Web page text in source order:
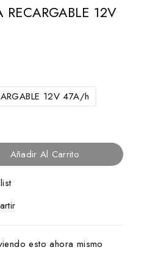
RECARGABLE 12V
12V 47A/h
Añadir Al Carrito
esto ahora mismo